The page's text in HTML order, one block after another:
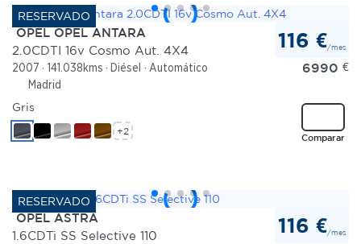
OPEL OPEL ANTARA
2.0CDTI 16v Cosmo Aut. 4X4
2007 141.038kms Diésel
Automático
Madrid
116 €/mes
6990 €
Comparar
Gris
+2
OPEL ASTRA
1.6CDTi SS Selective 110
116 €/mes